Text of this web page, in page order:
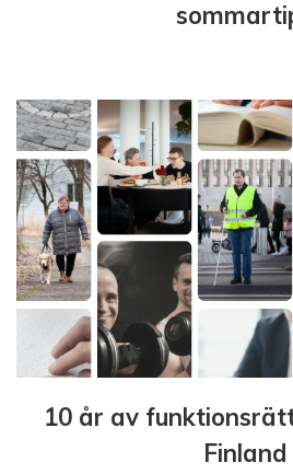
10 år av
Finland